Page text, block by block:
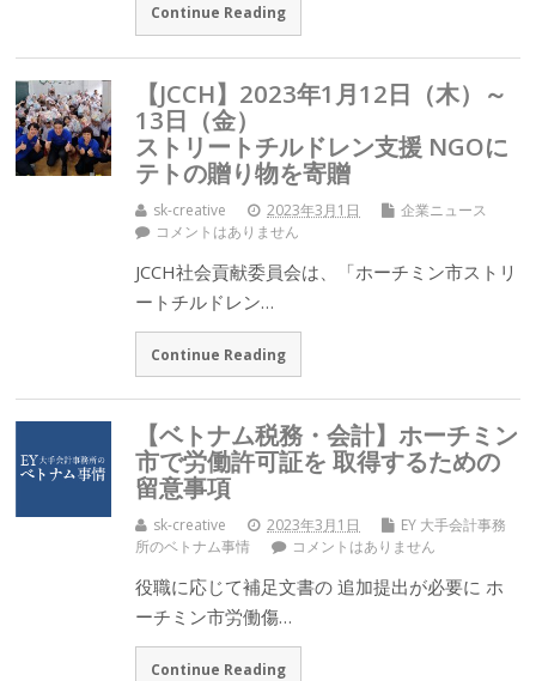
Continue Reading
【JCCH】2023年1月12日（木）～
13日（金）
ストリートチルドレン支援 NGOに
テトの贈り物を寄贈
sk-creative 2023年3月1日
企業ニュース
コメントはありません
JCCH社会貢献委員会は、「ホーチミン市ストリ
ートチルドレン…
Continue Reading
【ベトナム税務・会計】ホーチミン
市で労働許可証を 取得するための
留意事項
sk-creative 2023年3月1日
EY 大手会計事務
所のベトナム事情
コメントはありません
役職に応じて補足文書の 追加提出が必要に ホ
ーチミン市労働傷…
Continue Reading